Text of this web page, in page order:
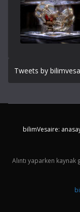
Tweets by
bilimVesaire:
Alıntı yaparken